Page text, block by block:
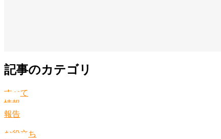
記事のカテゴリ
すべて
情報
報告
お役立ち